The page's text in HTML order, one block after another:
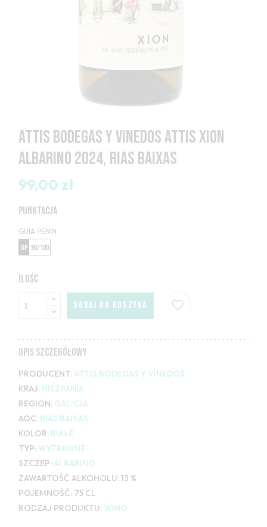
ATTIS BODEGAS Y VINEDOS ATTIS XION
ALBARINO 2024, RIAS BAIXAS
99,00 zł
PUNKTACJA
GUIA PENIN
GP 90/100
ILOŚĆ
DODAJ DO KOSZYKA favorite_border
OPIS SZCZEGÓŁOWY
PRODUCENT: ATTIS BODEGAS Y VINEDOS
KRAJ: HISZPANIA
REGION: GALICJA
AOC: RIAS BAIXAS
KOLOR: BIAŁE
TYP: WYTRAWNE
SZCZEP: ALBARINO
ZAWARTOŚĆ ALKOHOLU: 13 %
POJEMNOŚĆ: 75 CL
RODZAJ PRODUKTU: WINO